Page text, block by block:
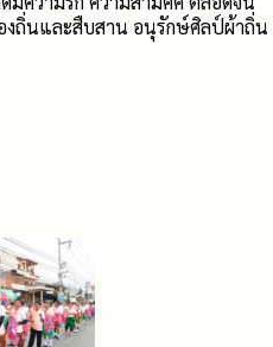
งถิ่นและสืบสาน อนุรักษ์ศิลป์ผ้าถิ่น